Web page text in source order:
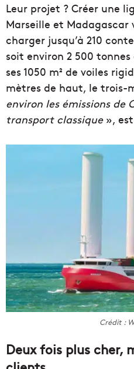
Leur projet ? Créer une
Marseille et
charger jusqu’à 210
soit environ 2 500
ses 1050 m² de voiles
mètres de haut, le trois-
environ les émissions de
transport classique»,
Crédit :
Deux fois plus cher,